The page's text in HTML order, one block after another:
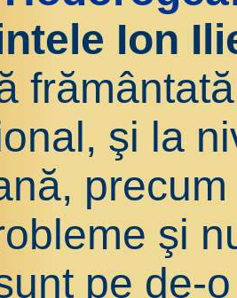
Ion
şi la
şi
pe de-